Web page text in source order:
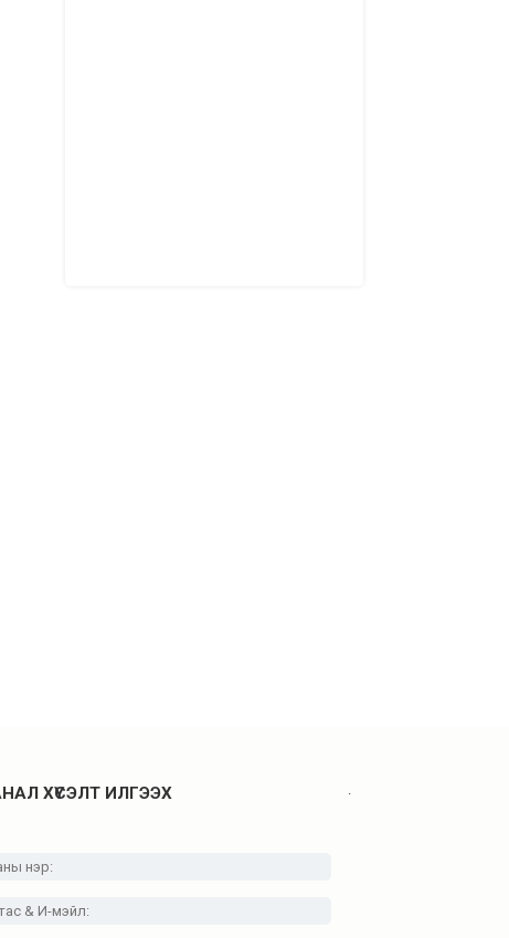
ХҮСЭЛТ ИЛГЭЭХ .